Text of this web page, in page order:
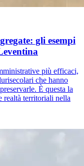
gli esempi
più efficaci,
che hanno
È questa la
realtà territoriali nella